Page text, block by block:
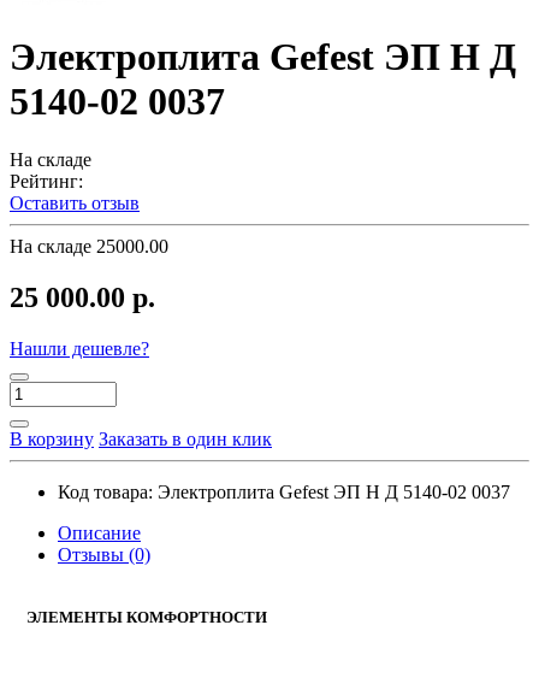
Электроплита Gefest ЭП Н Д
5140-02 0037
На складе
Рейтинг:
Оставить отзыв
На складе 25000.00
25 000.00 р.
Нашли дешевле?
В корзину Заказать в один клик
Код товара: Электроплита Gefest ЭП Н Д 5140-02 0037
Описание
Отзывы (0)
ЭЛЕМЕНТЫ КОМФОРТНОСТИ